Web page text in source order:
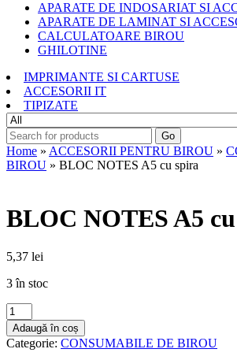
APARATE DE INDOSARIAT SI
APARATE DE LAMINAT SI
CALCULATOARE BIROU
GHILOTINE
IMPRIMANTE SI CARTUSE
ACCESORII IT
TIPIZATE
Go
Home » ACCESORII PENTRU BIROU »
BIROU » BLOC NOTES A5 cu spira
BLOC NOTES A5
5,37 lei
3 în stoc
Cantitate
BLOC
NOTES
A5
Adaugă în coș
Categorie: CONSUMABILE DE BIROU